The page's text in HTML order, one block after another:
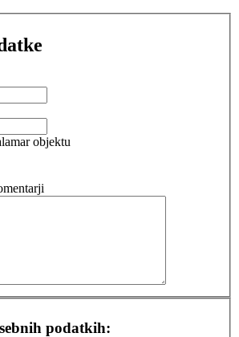
objektu
podatkih: